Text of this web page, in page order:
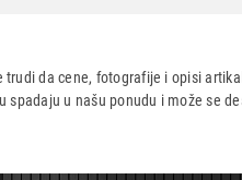
MOBILNI TELEFON
Comtrade
trudi da cene, fotografije i opisi
spadaju u našu ponudu i može se